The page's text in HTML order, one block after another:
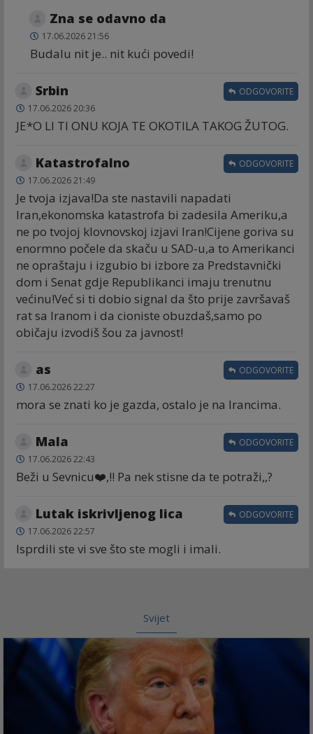
Zna se odavno da
17.06.2026 21:56
Budalu nit je.. nit kući povedi!
Srbin
17.06.2026 20:36
JE*O LI TI ONU KOJA TE OKOTILA TAKOG ŽUTOG.
ODGOVORITE
Katastrofalno
17.06.2026 21:49
Je tvoja izjava!Da ste nastavili napadati
Iran,ekonomska katastrofa bi zadesila Ameriku,a
ne po tvojoj klovnovskoj izjavi Iran!Cijene goriva su
enormno počele da skaču u SAD-u,a to Amerikanci
ne opraštaju i izgubio bi izbore za Predstavnički
dom i Senat gdje Republikanci imaju trenutnu
većinu!Već si ti dobio signal da što prije završavaš
rat sa Iranom i da cioniste obuzdaš,samo po
običaju izvodiš šou za javnost!
ODGOVORITE
as
17.06.2026 22:27
mora se znati ko je gazda, ostalo je na Irancima.
ODGOVORITE
Mala
17.06.2026 22:43
Beži u Sevnicu❤️,!! Pa nek stisne da te potraži,,?
ODGOVORITE
Lutak iskrivljenog lica
17.06.2026 22:57
Isprdili ste vi sve što ste mogli i imali.
ODGOVORITE
Svijet